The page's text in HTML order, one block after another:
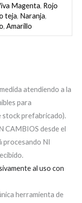
Magenta, Rojo
teja, Naranja,
, Amarillo
atendiendo a la
para
stock prefabricado).
CAMBIOS desde el
procesando NI
al uso con
herramienta de